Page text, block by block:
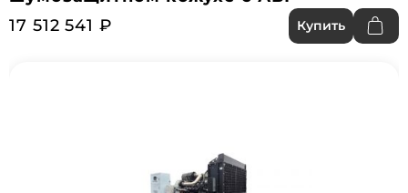
17 512 541 ₽
Купить